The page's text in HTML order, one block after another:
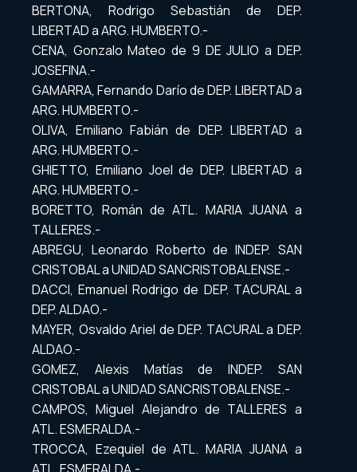
BERTONA, Rodrigo Sebastián de DEP.
LIBERTAD a ARG. HUMBERTO.-
CENA, Gonzalo Mateo de 9 DE JULIO a DEP.
JOSEFINA.-
GAMARRA, Fernando Darío de DEP. LIBERTAD a
ARG. HUMBERTO.-
OLIVA, Emiliano Fabián de DEP. LIBERTAD a
ARG. HUMBERTO.-
GHIETTO, Emiliano Joel de DEP. LIBERTAD a
ARG. HUMBERTO.-
BORETTO, Román de ATL. MARIA JUANA a
TALLERES.-
ABREGU, Leonardo Roberto de INDEP. SAN
CRISTOBAL a UNIDAD SANCRISTOBALENSE.-
DACCI, Emanuel Rodrigo de DEP. TACURAL a
DEP. ALDAO.-
MAYER, Osvaldo Ariel de DEP. TACURAL a DEP.
ALDAO.-
GOMEZ, Alexis Matías de INDEP. SAN
CRISTOBAL a UNIDAD SANCRISTOBALENSE.-
CAMPOS, Miguel Alejandro de TALLERES a
ATL. ESMERALDA.-
TROCCA, Ezequiel de ATL. MARIA JUANA a